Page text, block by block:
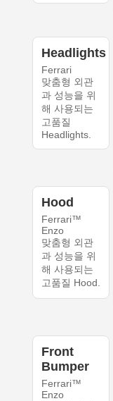
Headlights
Ferrari
맞춤형 외관
과 성능을 위
해 사용되는
고품질
Headlights.
Hood
Ferrari™
Enzo
맞춤형 외관
과 성능을 위
해 사용되는
고품질 Hood.
Front
Bumper
Ferrari™
Enzo